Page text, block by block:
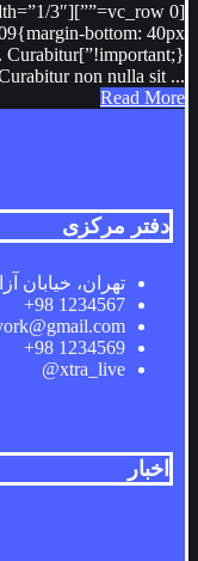
bottom: 40px
Curabitur
non nulla sit ...
Read More
دفتر مرکزی
تهران، خیابان
1234567 98+
1234569 98+
xtra_live@
اخبار